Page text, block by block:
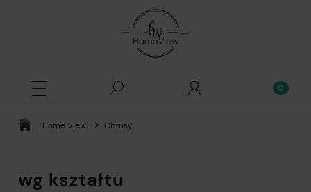
Home View Obrusy
wg kształtu